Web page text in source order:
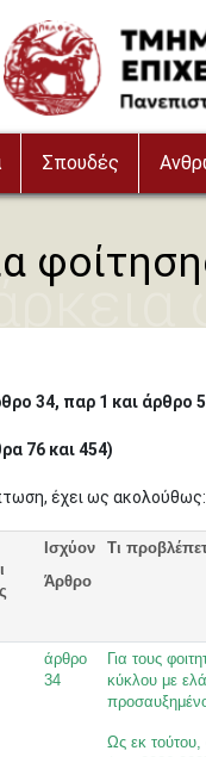
Image
Σπουδές
34, παρ 1 και άρθρο
76 και 454)
έχει ως ακολούθως:
Ισχύον
Άρθρο
Τι
άρθρο
34
Για τους
κύκλου με
Ως εκ τούτου,